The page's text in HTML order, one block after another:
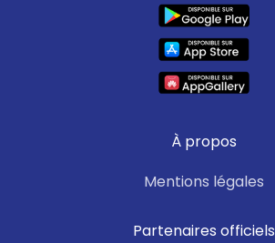
À propos
Mentions légales
Partenaires officiels